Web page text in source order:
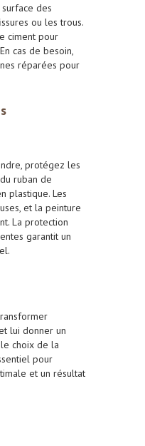
des
ou les trous.
ciment pour
cas de besoin,
réparées pour
protégez les
ruban de
plastique. Les
et la peinture
La protection
garantit un
lui donner un
choix de la
pour
et un résultat